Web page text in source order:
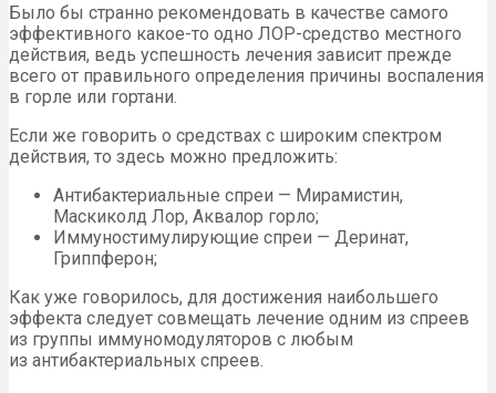
Было бы странно рекомендовать в качестве самого
эффективного какое-то одно ЛОР-средство местного
действия, ведь успешность лечения зависит прежде
всего от правильного определения причины воспаления
в горле или гортани.
Если же говорить о средствах с широким спектром
действия, то здесь можно предложить:
Антибактериальные спреи — Мирамистин,
Маскиколд Лор, Аквалор горло;
Иммуностимулирующие спреи — Деринат,
Гриппферон;
Как уже говорилось, для достижения наибольшего
эффекта следует совмещать лечение одним из спреев
из группы иммуномодуляторов с любым
из антибактериальных спреев.